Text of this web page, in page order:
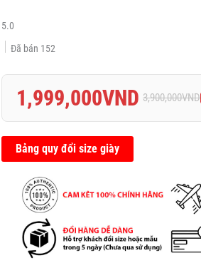
5.0
Đã bán 152
3,900,000VND
1,999,000VND
Bảng quy đổi size giày
lượng